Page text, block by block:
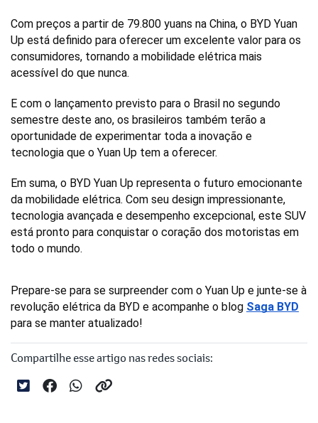
Com preços a partir de 79.800 yuans na China, o BYD Yuan
Up está definido para oferecer um excelente valor para os
consumidores, tornando a mobilidade elétrica mais
acessível do que nunca.
E com o lançamento previsto para o Brasil no segundo
semestre deste ano, os brasileiros também terão a
oportunidade de experimentar toda a inovação e
tecnologia que o Yuan Up tem a oferecer.
Em suma, o BYD Yuan Up representa o futuro emocionante
da mobilidade elétrica. Com seu design impressionante,
tecnologia avançada e desempenho excepcional, este SUV
está pronto para conquistar o coração dos motoristas em
todo o mundo.
Prepare-se para se surpreender com o Yuan Up e junte-se à
revolução elétrica da BYD e acompanhe o blog Saga BYD
para se manter atualizado!
Compartilhe esse artigo nas redes sociais: